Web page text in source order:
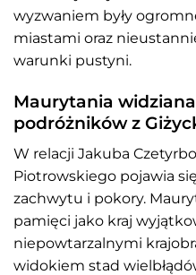
wyzwaniem były
miastami oraz
warunki pustyni.
Maurytania
podróżników z
W relacji Jakuba
Piotrowskiego pojawia
zachwytu i pokory.
pamięci jako kraj
niepowtarzalnymi
widokiem stad